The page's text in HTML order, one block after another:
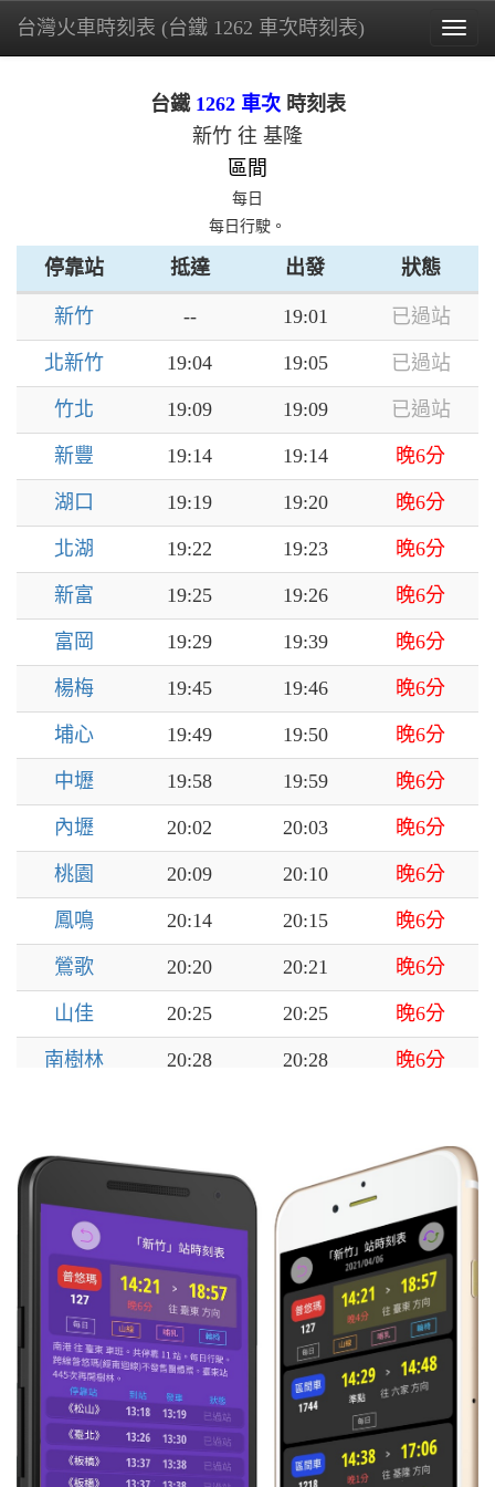
台灣火車時刻表 (台鐵 1262 車次時刻表)
台鐵1262 車次時刻表
新竹 往 基隆
區間
每日
每日行駛。
停靠站 抵達 出發 狀態
新竹 -- 19:01 已過站
北新竹 19:04 19:05 已過站
竹北 19:09 19:09 已過站
新豐 19:14 19:14 晚6分
湖口 19:19 19:20 晚6分
北湖 19:22 19:23 晚6分
新富 19:25 19:26 晚6分
富岡 19:29 19:39 晚6分
楊梅 19:45 19:46 晚6分
埔心 19:49 19:50 晚6分
中壢 19:58 19:59 晚6分
內壢 20:02 20:03 晚6分
桃園 20:09 20:10 晚6分
鳳鳴 20:14 20:15 晚6分
鶯歌 20:20 20:21 晚6分
山佳 20:25 20:25 晚6分
南樹林 20:28 20:28 晚6分
浮洲 晚6分
板橋 20:40 20:41
萬華 20:45 20:46 晚6分
臺北 20:51 20:55 晚6分
松山 21:01 21:02 晚6分
南港 21:06 晚6分
汐科 21:11 21:12 晚6分
汐止 21:14 21:16 晚6分